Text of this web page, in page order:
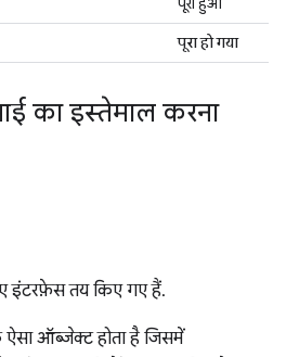
पूरा हो गया
का इस्तेमाल करना
इंटरफ़ेस तय किए गए हैं.
ऑब्जेक्ट होता है जिसमें